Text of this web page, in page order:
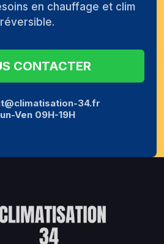
en chauffage et clim
réversible.
CONTACTER
34.fr
Ven 09H-19H